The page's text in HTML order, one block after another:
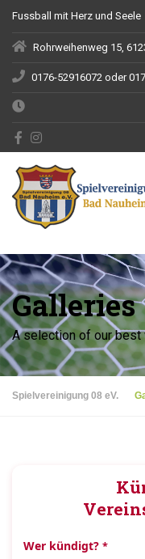
Fussball mit Herz und Seele
Rohrweihenweg 15,
0176-52916072 oder
Galleries
A selection of our best
Spielvereinigung 08 eV.
Wer kündigt? *